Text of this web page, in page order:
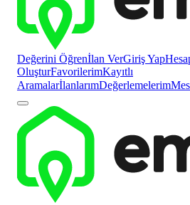
Değerini Öğrenİlan VerGiriş Yap
OluşturFavorilerimKayıtlı
AramalarİlanlarımDeğerlemelerim